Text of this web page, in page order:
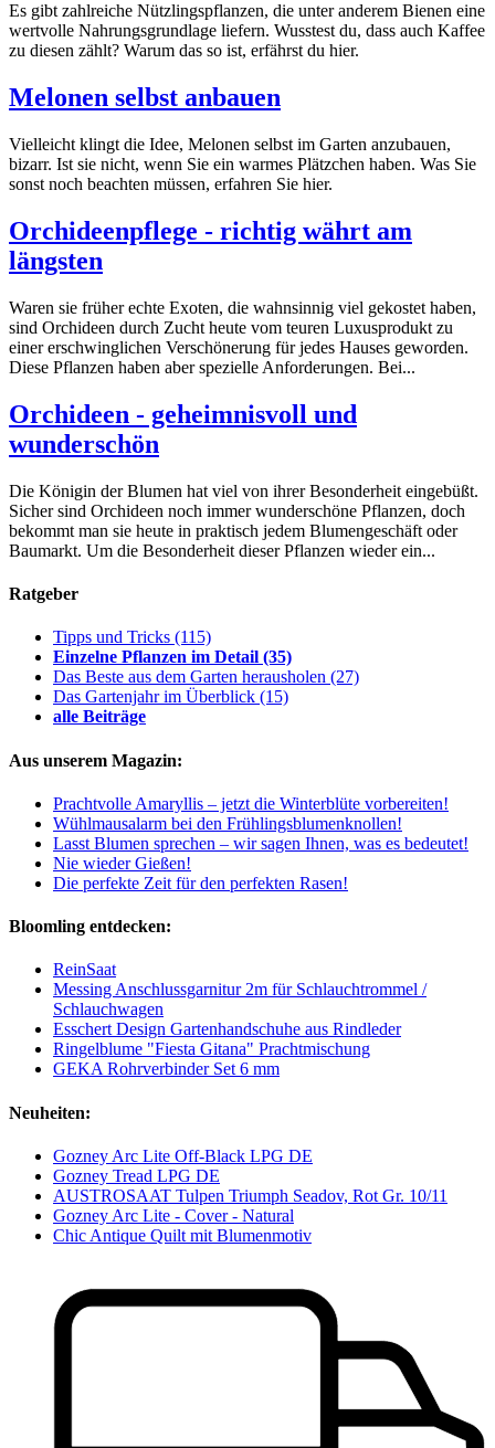
Es gibt zahlreiche Nützlingspflanzen, die unter anderem Bienen eine
wertvolle Nahrungsgrundlage liefern. Wusstest du, dass auch Kaffee
zu diesen zählt? Warum das so ist, erfährst du hier.
Melonen selbst anbauen
Vielleicht klingt die Idee, Melonen selbst im Garten anzubauen,
bizarr. Ist sie nicht, wenn Sie ein warmes Plätzchen haben. Was Sie
sonst noch beachten müssen, erfahren Sie hier.
Orchideenpflege - richtig währt am
längsten
Waren sie früher echte Exoten, die wahnsinnig viel gekostet haben,
sind Orchideen durch Zucht heute vom teuren Luxusprodukt zu
einer erschwinglichen Verschönerung für jedes Hauses geworden.
Diese Pflanzen haben aber spezielle Anforderungen. Bei...
Orchideen - geheimnisvoll und
wunderschön
Die Königin der Blumen hat viel von ihrer Besonderheit eingebüßt.
Sicher sind Orchideen noch immer wunderschöne Pflanzen, doch
bekommt man sie heute in praktisch jedem Blumengeschäft oder
Baumarkt. Um die Besonderheit dieser Pflanzen wieder ein...
Ratgeber
Tipps und Tricks (115)
Einzelne Pflanzen im Detail (35)
Das Beste aus dem Garten herausholen (27)
Das Gartenjahr im Überblick (15)
alle Beiträge
Aus unserem Magazin:
Prachtvolle Amaryllis – jetzt die Winterblüte vorbereiten!
Wühlmausalarm bei den Frühlingsblumenknollen!
Lasst Blumen sprechen – wir sagen Ihnen, was es bedeutet!
Nie wieder Gießen!
Die perfekte Zeit für den perfekten Rasen!
Bloomling entdecken:
ReinSaat
Messing Anschlussgarnitur 2m für Schlauchtrommel /
Schlauchwagen
Esschert Design Gartenhandschuhe aus Rindleder
Ringelblume "Fiesta Gitana" Prachtmischung
GEKA Rohrverbinder Set 6 mm
Neuheiten:
Gozney Arc Lite Off-Black LPG DE
Gozney Tread LPG DE
AUSTROSAAT Tulpen Triumph Seadov, Rot Gr. 10/11
Gozney Arc Lite - Cover - Natural
Chic Antique Quilt mit Blumenmotiv